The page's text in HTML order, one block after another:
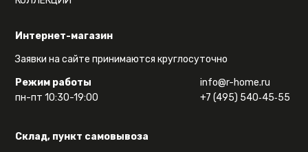
Интернет-магазин
Заявки на сайте принимаются круглосуточно
Режим работы
пн-пт 10:30-19:00
info@r-home.ru
+7 (495) 540‑45‑55
Склад, пункт самовывоза